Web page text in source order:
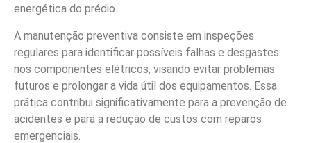
energética do prédio.
A manutenção preventiva consiste em inspeções
regulares para identificar possíveis falhas e desgastes
nos componentes elétricos, visando evitar problemas
futuros e prolongar a vida útil dos equipamentos. Essa
prática contribui significativamente para a prevenção de
acidentes e para a redução de custos com reparos
emergenciais.